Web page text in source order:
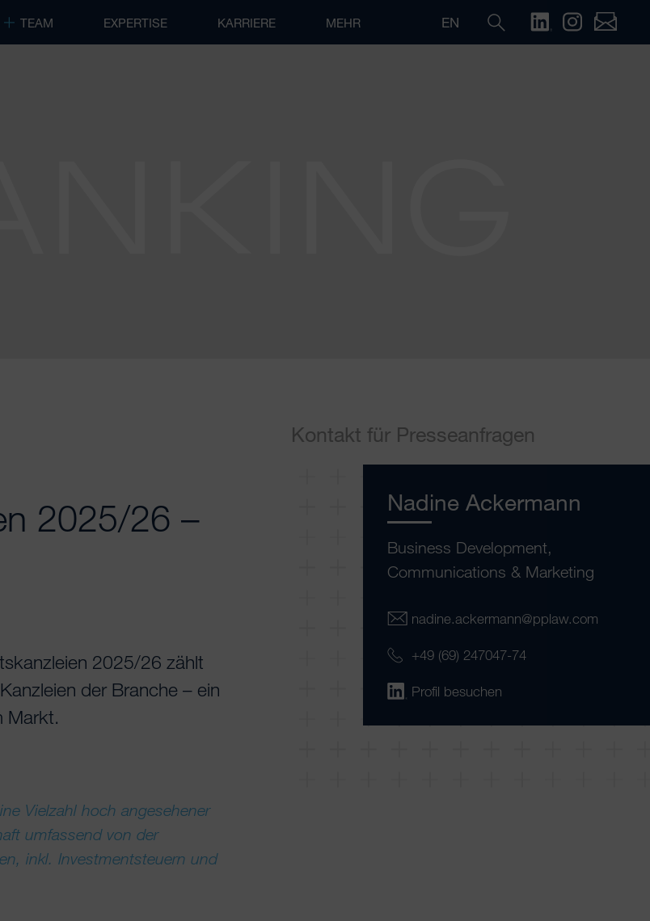
TEAM EXPERTISE KARRIERE MEHR EN
2025/26 –
2025/26 zählt
der Branche – ein
Markt.
Vielzahl hoch angesehener
umfassend von der
inkl. Investmentsteuern und
Kontakt für Presseanfragen
Nadine Ackermann
Business Development,
Communications & Marketing
nadine.ackermann@pplaw.com
+49 (69) 247047-74
Profil besuchen